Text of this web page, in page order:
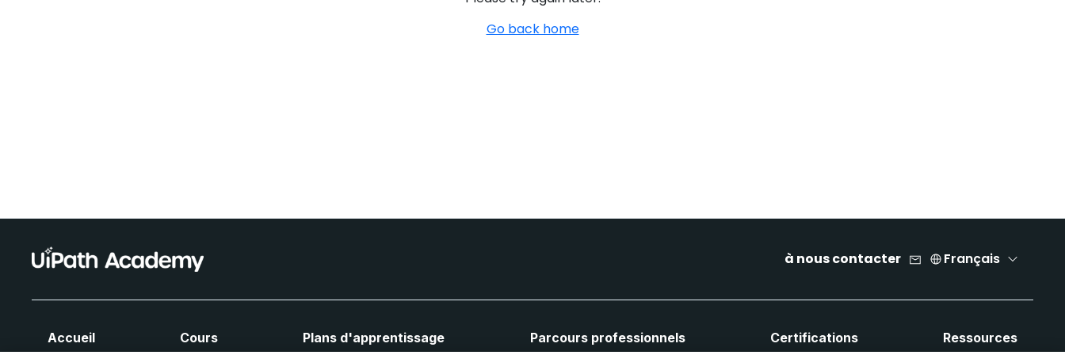
Go back home
à nous contacter Français
Accueil Cours Plans d'apprentissage Parcours professionnels Certifications Ressources